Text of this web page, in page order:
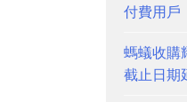
付費用
螞蟻收購
截止日期